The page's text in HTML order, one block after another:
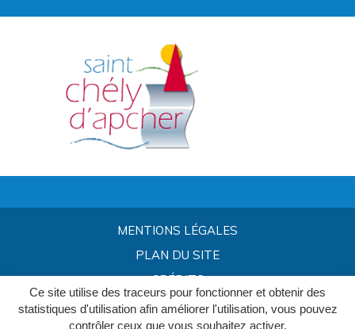
Ce site utilise des traceurs pour fonctionner et obtenir des
statistiques d'utilisation afin améliorer l'utilisation, vous pouvez
contrôler ceux que vous souhaitez activer.
MENTIONS LÉGALES
PLAN DU SITE
CRÉDITS